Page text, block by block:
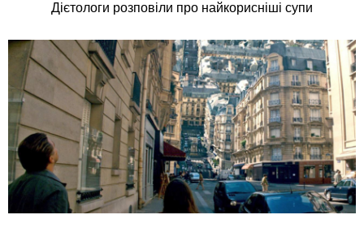
Дієтологи розповіли про найкорисніші супи